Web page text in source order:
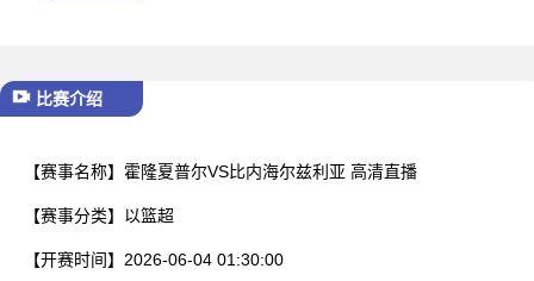
比赛介绍
【赛事名称】 霍隆夏普尔VS比内海尔兹利亚 高清直播
【赛事分类】 以篮超
【开赛时间】 2026-06-04 01:30:00